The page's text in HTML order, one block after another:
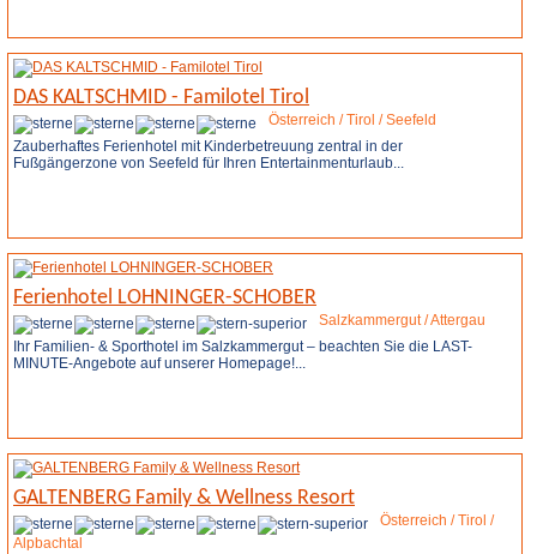
DAS KALTSCHMID - Familotel Tirol
Österreich / Tirol / Seefeld
Zauberhaftes Ferienhotel mit Kinderbetreuung zentral in der
Fußgängerzone von Seefeld für Ihren Entertainmenturlaub...
Ferienhotel LOHNINGER-SCHOBER
Salzkammergut / Attergau
Ihr Familien- & Sporthotel im Salzkammergut – beachten Sie die LAST-
MINUTE-Angebote auf unserer Homepage!...
GALTENBERG Family & Wellness Resort
Österreich / Tirol /
Alpbachtal